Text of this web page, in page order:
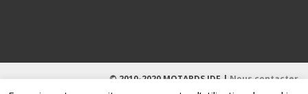
© 2010-2020 MOTARDS IDF |Nous contacter